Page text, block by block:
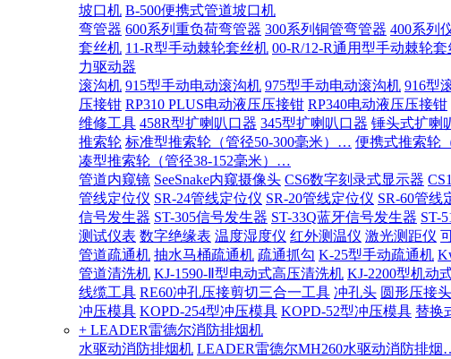
坡口机 B-500便携式管道坡口机
弯管器 600系列重负荷弯管器 300系列铜管弯管器 400系列
套丝机 11-R型手动棘轮套丝机 00-R/12-R通用型手动棘轮套
力驱动器
滚沟机 915型手动电动滚沟机 975型手动电动滚沟机 916型
压接钳 RP310 PLUS电动液压压接钳 RP340电动液压压接钳
维修工具 458R型扩喇叭口器 345型扩喇叭口器 锤头式扩喇
推索轮 标准型推索轮（管径50-300毫米）… 便携式推索轮
凑型推索轮（管径38-152毫米）…
管道内窥镜 SeeSnake内窥摄像头 CS6数字刻录式显示器
管线定位仪 SR-24管线定位仪 SR-20管线定位仪 SR-60管线
信号发生器 ST-305信号发生器 ST-33Q蓝牙信号发生器 ST-
测试仪表 数字绝缘表 温度湿度仪 红外测温仪 激光测距仪
管道疏通机 抽水马桶疏通机 疏通抓勾 K-25型手动疏通机
管道清洗机 KJ-1590-Ⅱ型电动式高压清洗机 KJ-2200型机动
线缆工具 RE60冲孔压接剪切三合一工具 冲孔头 圆形压接头
冲压模具 KOPD-254型冲压模具 KOPD-52型冲压模具 替换
+ LEADER雷德尔消防排烟机
水驱动消防排烟机 LEADER雷德尔MH260水驱动消防排烟